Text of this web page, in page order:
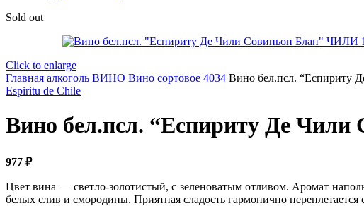
Sold out
Click to enlarge
Главная алкоголь ВИНО Вино сортовое 4034 Вино бел.псл. “Еспириту
Espiritu de Chile
Вино бел.псл. “Еспириту Де
977 ₽
Цвет вина — светло-золотистый, с зеленоватым отливом. Аромат
белых слив и смородины. Приятная сладость гармонично